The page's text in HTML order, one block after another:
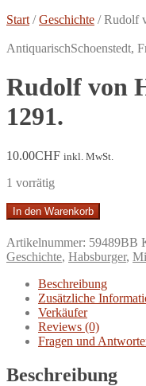
Start /Geschichte /Rudolf
AntiquarischSchoenstedt,
Rudolf von
1291.
10.00CHF inkl. MwSt.
1 vorrätig
Rudolf
von
Habsburg.
1218
-
1291.
Menge
In den Warenkorb
Artikelnummer: 59489BB
Geschichte, Habsburger,
Beschreibung
Zusätzliche
Verkäufer
Reviews (0)
Fragen und
Beschreibung